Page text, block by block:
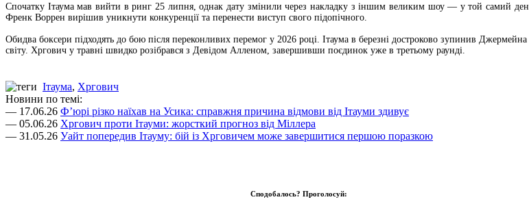
Спочатку Ітаума мав вийти в ринг 25 липня, однак дату змінили через накладку з іншим великим шоу — у той самий
Френк Воррен вирішив уникнути конкуренції та перенести виступ свого підопічного.
Обидва боксери підходять до бою після переконливих перемог у 2026 році. Ітаума в березні достроково зупинив
світу. Хргович у травні швидко розібрався з Девідом Алленом, завершивши поєдинок уже в третьому раунді.
Ітаума, Хргович
Новини по темі:
— 17.06.26 Ф’юрі різко наїхав на Усика: справжня причина відмови від Ітауми здивує
— 05.06.26 Хргович проти Ітауми: жорсткий прогноз від Міллера
— 31.05.26 Уайт попередив Ітауму: бій із Хрговичем може завершитися першою поразкою
Сподобалось? Проголосуй: